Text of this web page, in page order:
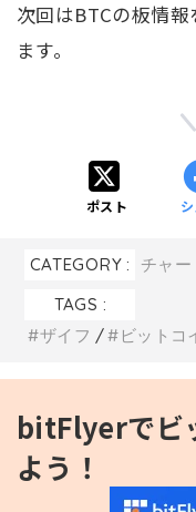
次回はBTCの板情
ます。
ポスト
CATEGORY :
チャ
TAGS :
ザイフ
ビットコ
bitFlyerでビ
よう！